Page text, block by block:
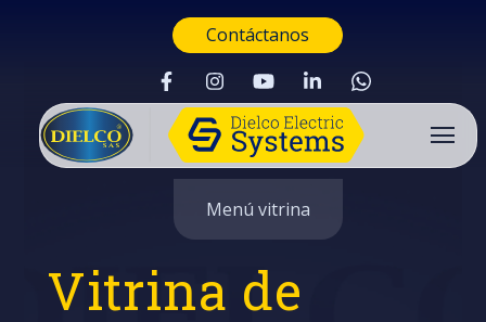
Contáctanos
Menú vitrina
Vitrina de